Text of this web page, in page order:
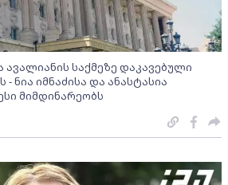
საქმეზე დაკავებული
ნია იმნაძისა და ანასტასია
მიმდინარეობს